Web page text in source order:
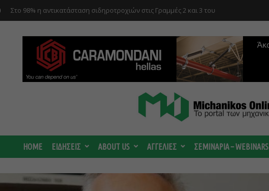
Στο 98% η αντικατάσταση σιδηροτροχιών στις Γραμμές 2 και 3 του
HOME ΕΙΔΗΣΕΙΣ ABOUT US ΑΓΓΕΛΙΕΣ ΣΕΜΙΝΑΡΙΑ – WEBINARS